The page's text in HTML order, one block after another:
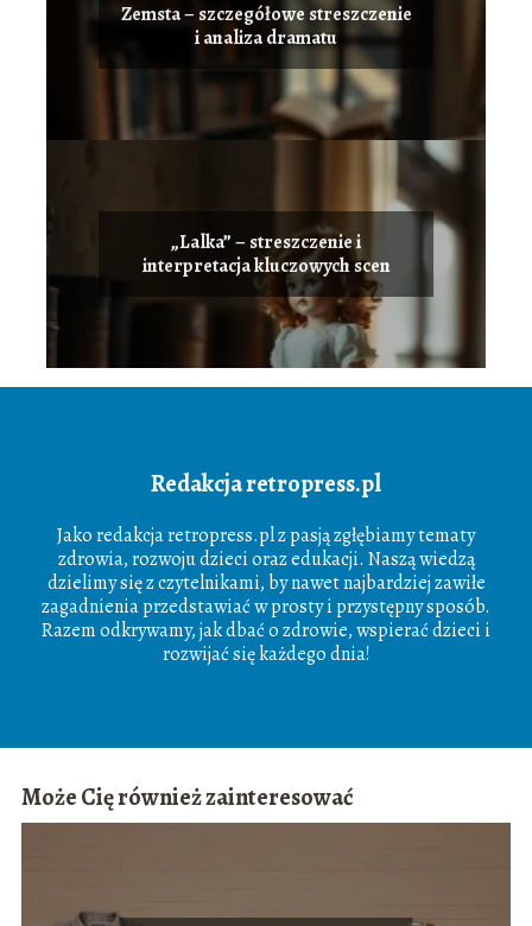
Zemsta – szczegółowe streszczenie
i analiza dramatu
„Lalka” – streszczenie i
interpretacja kluczowych scen
Redakcja retropress.pl
Jako redakcja retropress.pl z pasją zgłębiamy tematy
zdrowia, rozwoju dzieci oraz edukacji. Naszą wiedzą
dzielimy się z czytelnikami, by nawet najbardziej zawiłe
zagadnienia przedstawiać w prosty i przystępny sposób.
Razem odkrywamy, jak dbać o zdrowie, wspierać dzieci i
rozwijać się każdego dnia!
Może Cię również zainteresować